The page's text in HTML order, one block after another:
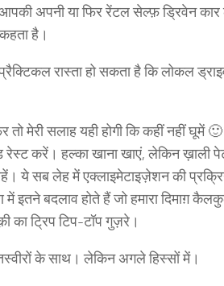
अपनी या फिर रेंटल सेल्फ़ ड्रिवेन कार
है।
रास्ता हो सकता है कि लोकल
मेरी सलाह यही होगी कि कहीं नहीं घूमें
करें। हल्का खाना खाएं, लेकिन ख़ाली
ये सब लेह में एक्लाइमेटाइज़ेशन की
में इतने बदलाव होते हैं जो हमारा
का ट्रिप टिप-टॉप गुज़रे।
के साथ। लेकिन अगले हिस्सों में।